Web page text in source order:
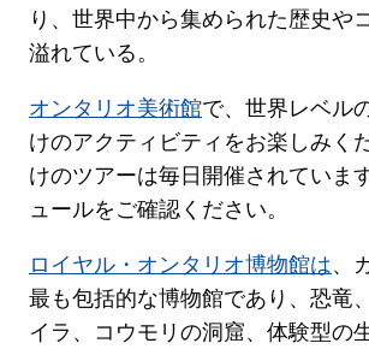
り、世界中から集められた歴史や
溢れている。
オンタリオ美術館で、世界レベル
けのアクティビティをお楽しみく
けのツアーは毎日開催されていま
ュールをご確認ください。
ロイヤル・オンタリオ博物館は、
最も包括的な博物館であり、恐竜
イラ、コウモリの洞窟、体験型の